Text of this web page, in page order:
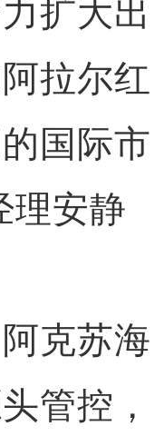
扩大出
拉尔红
国际市
理安静
克苏海
管控，